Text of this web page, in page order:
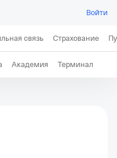
Войти
связь Страхование
Академия Терминал